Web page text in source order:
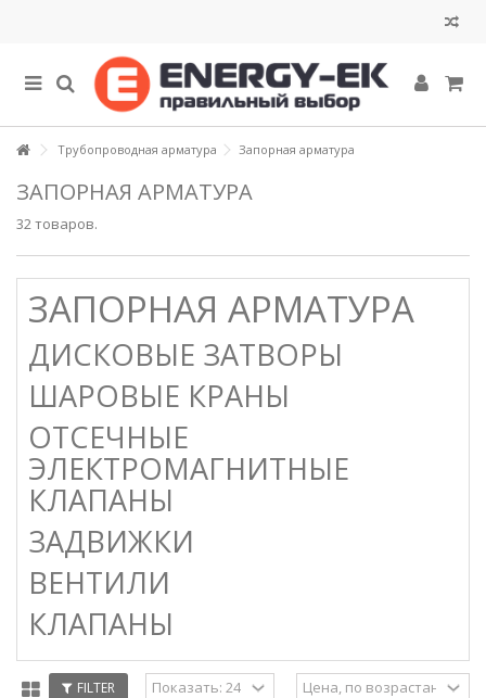
Трубопроводная арматура Запорная арматура
ЗАПОРНАЯ АРМАТУРА
32 товаров.
ЗАПОРНАЯ АРМАТУРА
ДИСКОВЫЕ ЗАТВОРЫ
ШАРОВЫЕ КРАНЫ
ОТСЕЧНЫЕ
ЭЛЕКТРОМАГНИТНЫЕ
КЛАПАНЫ
ЗАДВИЖКИ
ВЕНТИЛИ
КЛАПАНЫ
FILTER